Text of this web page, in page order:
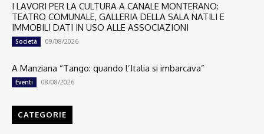
I LAVORI PER LA CULTURA A CANALE MONTERANO:
TEATRO COMUNALE, GALLERIA DELLA SALA NATILI E
IMMOBILI DATI IN USO ALLE ASSOCIAZIONI
Società 09/08/2026
A Manziana “Tango: quando l’Italia si imbarcava”
Eventi 08/08/2026
CATEGORIE